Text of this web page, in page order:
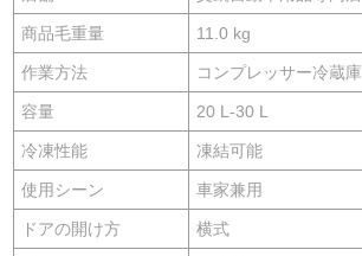
商品毛重量 11.0 kg
作業方法 コンプレッサー冷蔵庫
容量 20 L-30 L
冷凍性能 凍結可能
使用シーン 車家兼用
ドアの開け方 横式